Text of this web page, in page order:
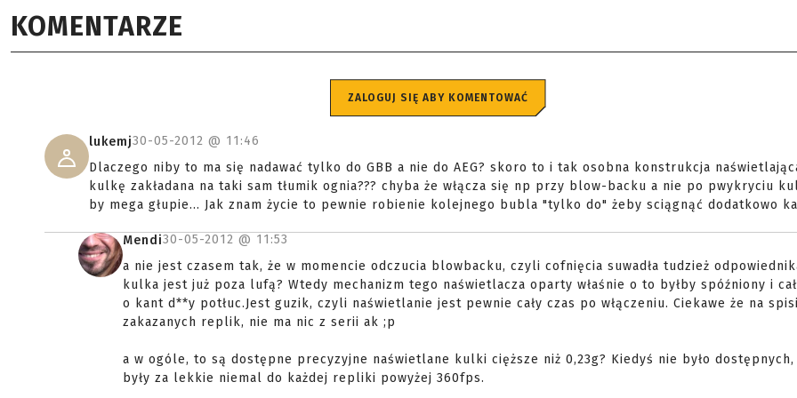
KOMENTARZE
ZALOGUJ SIĘ ABY KOMENTOWAĆ
lukemj30-05-2012 @ 11:46
Dlaczego niby to ma się nadawać tylko do GBB a nie do AEG? skoro to i tak osobna konstrukcja
kulkę zakładana na taki sam tłumik ognia??? chyba że włącza się np przy blow-backu a nie po pwykryciu
by mega głupie... Jak znam życie to pewnie robienie kolejnego bubla "tylko do" żeby sciągnąć dodatkowo
Mendi30-05-2012 @ 11:53
a nie jest czasem tak, że w momencie odczucia blowbacku, czyli cofnięcia suwadła tudzież
kulka jest już poza lufą? Wtedy mechanizm tego naświetlacza oparty właśnie o to byłby spóźniony i
o kant d**y potłuc.Jest guzik, czyli naświetlanie jest pewnie cały czas po włączeniu. Ciekawe że na
zakazanych replik, nie ma nic z serii ak ;p
a w ogóle, to są dostępne precyzyjne naświetlane kulki cięższe niż 0,23g? Kiedyś nie było dostępnych,
były za lekkie niemal do każdej repliki powyżej 360fps.